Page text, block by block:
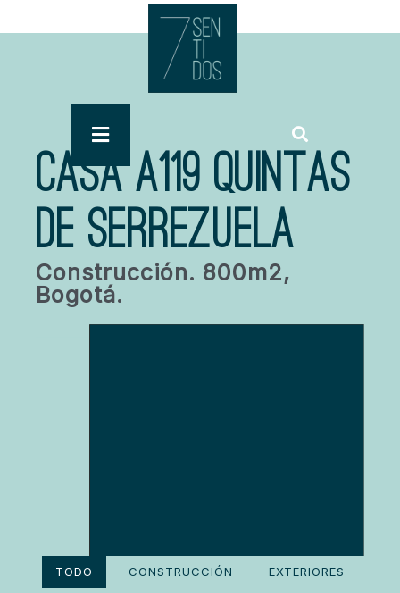
CASA A119 QUINTAS
DE SERREZUELA
Construcción. 800m2,
Bogotá.
TODO CONSTRUCCIÓN EXTERIORES